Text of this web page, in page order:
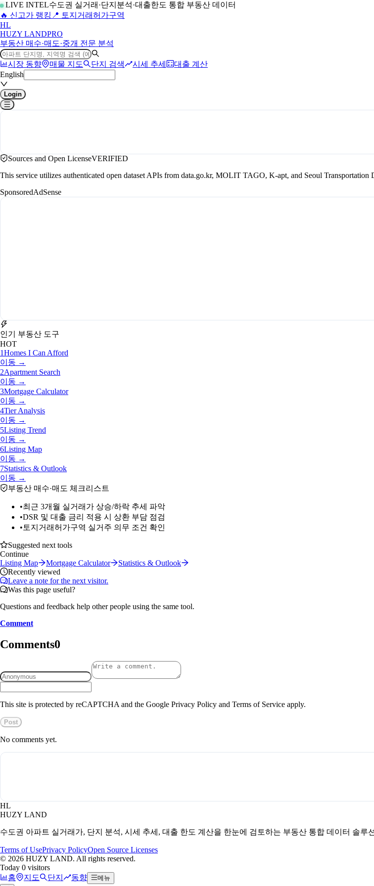
LIVE INTEL수도권 실거래·단지분석·대출한도 통합 부동산 데이터
🔥 신고가 랭킹 📍 토지거래허가구역
HL
HUZY LANDPRO
부동산 매수·매도·중개 전문 분석
시장 동향 매물 지도 단지 검색 시세 추세
대출 계산
English
Login
Sources and Open LicenseVERIFIED
This service utilizes authenticated open dataset APIs from data.go.kr, MOLIT TAGO, K-apt, and Seoul
SponsoredAdSense
인기 부동산 도구
HOT
1Homes I Can Afford
이동 →
2Apartment Search
이동 →
3Mortgage Calculator
이동 →
4Tier Analysis
이동 →
5Listing Trend
이동 →
6Listing Map
이동 →
7Statistics & Outlook
이동 →
부동산 매수·매도 체크리스트
•최근 3개월 실거래가 상승/하락 추세 파악
•DSR 및 대출 금리 적용 시 상환 부담 점검
• 토지거래허가구역 실거주 의무 조건 확인
Suggested next tools
Continue
Listing Map
Mortgage Calculator
Statistics & Outlook
Recently viewed
Leave a note for the next visitor.
Was this page useful?
Questions and feedback help other people using the same tool.
Comment
Comments0
This site is protected by reCAPTCHA and the Google Privacy Policy and Terms of Service apply.
Post
No comments yet.
HL
HUZY LAND
수도권 아파트 실거래가, 단지 분석, 시세 추세, 대출 한도 계산을 한눈에 검토하는 부동산 통합 데이터 솔루
Terms of UsePrivacy PolicyOpen Source Licenses
© 2026 HUZY LAND. All rights reserved.
Today 0 visitors
홈
지도 단지 동향 메뉴